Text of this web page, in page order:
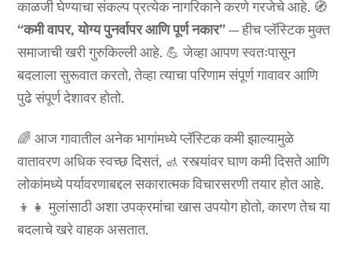
काळजी घेण्याचा संकल्प प्रत्येक नागरिकाने करणे गरजेचे आहे. 🧭
“कमी वापर, योग्य पुनर्वापर आणि पूर्ण नकार”— हीच प्लॅस्टिक मुक्त
समाजाची खरी गुरुकिल्ली आहे. 💪 जेव्हा आपण स्वतःपासून
बदलाला सुरूवात करतो, तेव्हा त्याचा परिणाम संपूर्ण गावावर आणि
पुढे संपूर्ण देशावर होतो.
🌈 आज गावातील अनेक भागांमध्ये प्लॅस्टिक कमी झाल्यामुळे
वातावरण अधिक स्वच्छ दिसतं, 🚮 रस्त्यांवर घाण कमी दिसते आणि
लोकांमध्ये पर्यावरणाबद्दल सकारात्मक विचारसरणी तयार होत आहे.
👦👧 मुलांसाठी अशा उपक्रमांचा खास उपयोग होतो, कारण तेच या
बदलाचे खरे वाहक असतात.